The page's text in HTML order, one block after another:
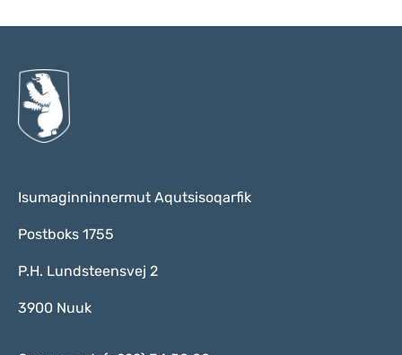
Isumaginninnermut Aqutsisoqarfik
Postboks 1755
P.H. Lundsteensvej 2
3900 Nuuk